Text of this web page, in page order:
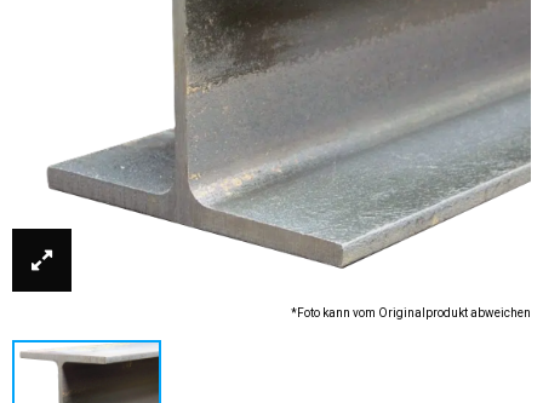
*Foto kann vom Originalprodukt abweichen